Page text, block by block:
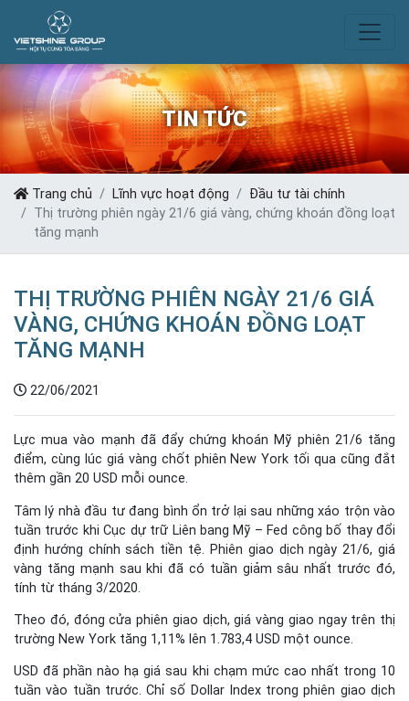
TIN TỨC
Trang chủ Lĩnh vực hoạt động
Đầu tư tài chính
Thị trường phiên ngày 21/6 giá vàng, chứng khoán đồng loạt
tăng mạnh
THỊ TRƯỜNG PHIÊN NGÀY 21/6 GIÁ
VÀNG, CHỨNG KHOÁN ĐỒNG LOẠT
TĂNG MẠNH
22/06/2021
Lực mua vào mạnh đã đẩy chứng khoán Mỹ phiên 21/6 tăng
điểm, cùng lúc giá vàng chốt phiên New York tối qua cũng đắt
thêm gần 20 USD mỗi ounce.
Tâm lý nhà đầu tư đang bình ổn trở lại sau những xáo trộn vào
tuần trước khi Cục dự trữ Liên bang Mỹ – Fed công bố thay đổi
định hướng chính sách tiền tệ. Phiên giao dịch ngày 21/6, giá
vàng tăng mạnh sau khi đã có tuần giảm sâu nhất trước đó,
tính từ tháng 3/2020.
Theo đó, đóng cửa phiên giao dịch, giá vàng giao ngay trên thị
trường New York tăng 1,11% lên 1.783,4 USD một ounce.
USD đã phần nào hạ giá sau khi chạm mức cao nhất trong 10
tuần vào tuần trước. Chỉ số Dollar Index trong phiên giao dịch